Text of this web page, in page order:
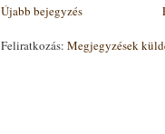
Újabb bejegyzés
Feliratkozás: Megjegyzések